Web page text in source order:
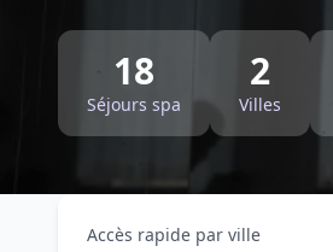
18
Séjours spa
2
Villes
Accès rapide par ville